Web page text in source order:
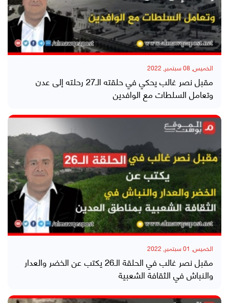
الخميس, 08 سبتمبر, 2022
مقبل نصر غالب يحكي في حلقته الـ27 رحلته إلى عدن
وتعامل السلطات مع الوافدين
الخميس, 01 سبتمبر, 2022
مقبل نصر غالب في الحلقة الـ26 يكتب عن الخضر والعدار
والنباش في الثقافة الشعبية